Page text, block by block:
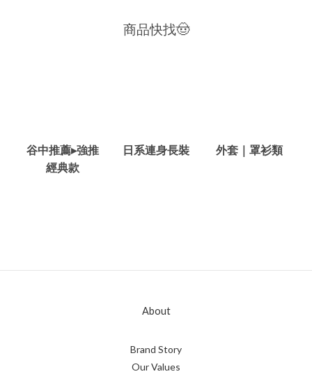
商品快找🤠
谷中推薦▸強推
經典款
日系連身長裝 外套｜罩衫類
About
Brand Story
Our Values